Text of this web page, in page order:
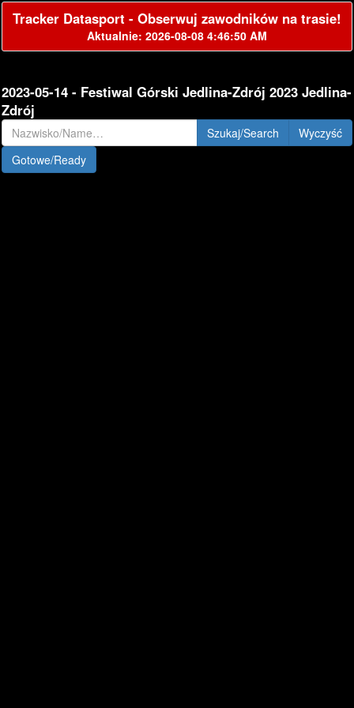
Tracker Datasport - Obserwuj zawodników na trasie!
Aktualnie: 2026-08-08 4:46:50 AM
2023-05-14 - Festiwal Górski Jedlina-Zdrój 2023 Jedlina-
Zdrój
Szukaj/Search
Gotowe/Ready